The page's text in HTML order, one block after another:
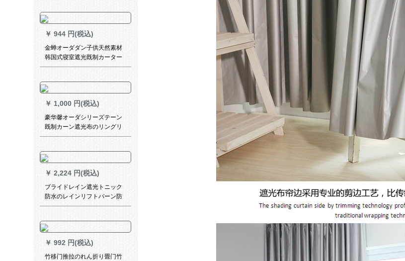
メトオルダカン価格
￥ 944 円(税込)
金蝉オーダダン子供天然素材
韩国式寝室遮光既制カーター
テン出窓星の梦青布カーン-フ
￥ 1,000 円(税込)
豪华馨オーダシリーズテーン
既制カーン遮光布のリングリ
ングリング寝室田園森系カー
ーダーダーダーダーダーダー
ダーダーダーダーダーダーダ
ーダーダーダーダーダーダー
ダーダーダーダーダーダーダ
ーダーシリーズシリーズシリ
シリーズシリーズシリーズ爱-
カーレ色-ブテン幅2.5*高2.7-
フル加工(一枚)
￥ 2,224 円(税込)
ブライドレイン遮光トニック
防水のレインリフトバーン防
油パン不要电动家庭用国色天
￥ 992 円(税込)
竹移门推拉のれん折り畳门竹